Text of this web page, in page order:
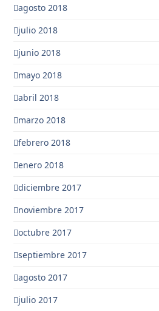
agosto 2018
julio 2018
junio 2018
mayo 2018
abril 2018
marzo 2018
febrero 2018
enero 2018
diciembre 2017
noviembre 2017
octubre 2017
septiembre 2017
agosto 2017
julio 2017